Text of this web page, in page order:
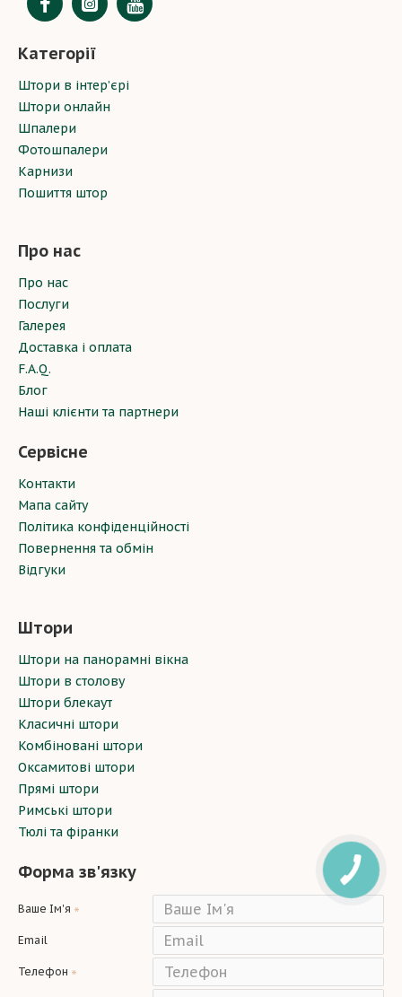
Категорії
Штори в інтер’єрі
Штори онлайн
Шпалери
Фотошпалери
Карнизи
Пошиття штор
Про нас
Про нас
Послуги
Галерея
Доставка і оплата
F.A.Q.
Блог
Наші клієнти та партнери
Сервісне
Контакти
Мапа сайту
Політика конфіденційності
Повернення та обмін
Відгуки
Штори
Штори на панорамні вікна
Штори в столову
Штори блекаут
Класичні штори
Комбіновані штори
Оксамитові штори
Прямі штори
Римські штори
Тюлі та фіранки
Форма зв'язку
Ваше Ім'я
Email
Телефон